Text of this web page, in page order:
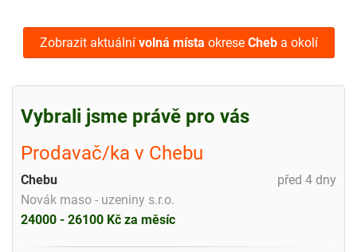
Zobrazit aktuální volná místa okrese Cheba okolí
Vybrali jsme právě pro vás
Prodavač/ka v Chebu
před 4 dny
Chebu
Novák maso - uzeniny s.r.o.
24000 - 26100 Kč za měsíc